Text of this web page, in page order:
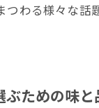
わる様々な話
ための味